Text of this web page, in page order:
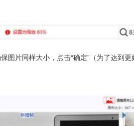
图片同样大小，点击“确定”（为了达到更